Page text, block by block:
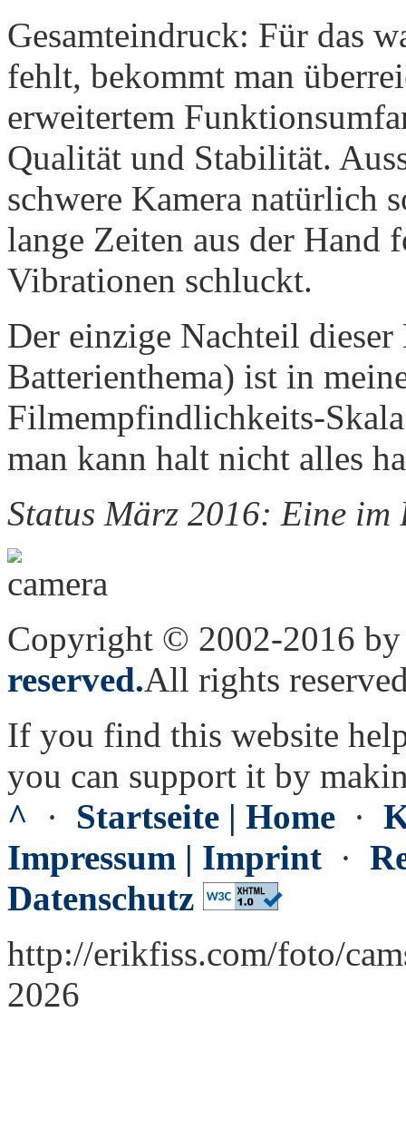
Gesamteindruck: Für das
fehlt, bekommt man
erweitertem
Qualität und Stabilität.
schwere Kamera natürlich
lange Zeiten aus der Hand
Vibrationen schluckt.
Der einzige Nachteil
Batterienthema) ist in
Filmempfindlichkeits-
man kann halt nicht alles
Status März 2016: Eine im
Copyright © 2002-2016
reserved.All rights
If you find this website
you can support it by
^ · Startseite | Home ·
Impressum | Imprint ·
Datenschutz
http://erikfiss.com/foto/
2026